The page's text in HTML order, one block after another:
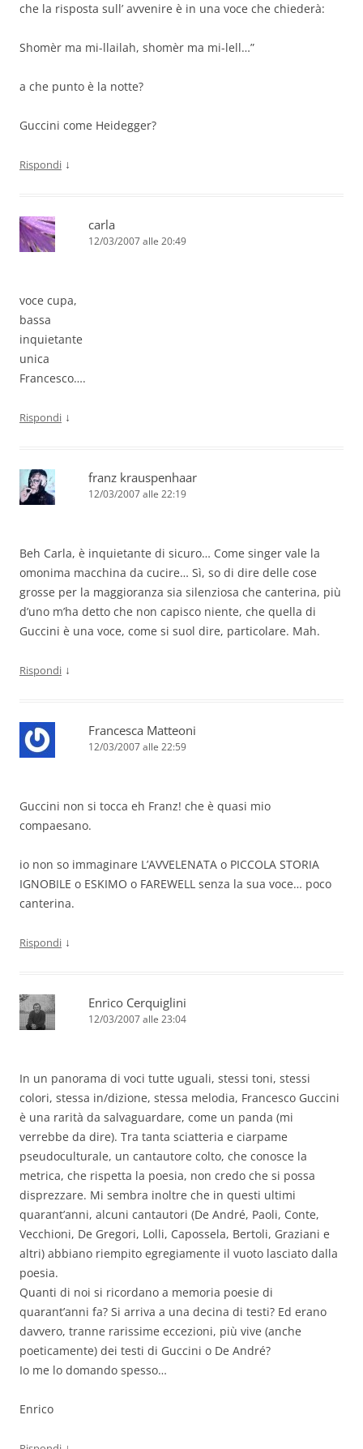
che la risposta sull’ avvenire è in una voce che chiederà:
Shomèr ma mi-llailah, shomèr ma mi-lell…”
a che punto è la notte?
Guccini come Heidegger?
Rispondi ↓
carla
12/03/2007 alle 20:49
voce cupa,
bassa
inquietante
unica
Francesco….
Rispondi ↓
franz krauspenhaar
12/03/2007 alle 22:19
Beh Carla, è inquietante di sicuro… Come singer vale la
omonima macchina da cucire… Sì, so di dire delle cose
grosse per la maggioranza sia silenziosa che canterina, più
d’uno m’ha detto che non capisco niente, che quella di
Guccini è una voce, come si suol dire, particolare. Mah.
Rispondi ↓
Francesca Matteoni
12/03/2007 alle 22:59
Guccini non si tocca eh Franz! che è quasi mio
compaesano.
io non so immaginare L’AVVELENATA o PICCOLA STORIA
IGNOBILE o ESKIMO o FAREWELL senza la sua voce… poco
canterina.
Rispondi ↓
Enrico Cerquiglini
12/03/2007 alle 23:04
In un panorama di voci tutte uguali, stessi toni, stessi
colori, stessa in/dizione, stessa melodia, Francesco Guccini
è una rarità da salvaguardare, come un panda (mi
verrebbe da dire). Tra tanta sciatteria e ciarpame
pseudoculturale, un cantautore colto, che conosce la
metrica, che rispetta la poesia, non credo che si possa
disprezzare. Mi sembra inoltre che in questi ultimi
quarant’anni, alcuni cantautori (De André, Paoli, Conte,
Vecchioni, De Gregori, Lolli, Capossela, Bertoli, Graziani e
altri) abbiano riempito egregiamente il vuoto lasciato dalla
poesia.
Quanti di noi si ricordano a memoria poesie di
quarant’anni fa? Si arriva a una decina di testi? Ed erano
davvero, tranne rarissime eccezioni, più vive (anche
poeticamente) dei testi di Guccini o De André?
Io me lo domando spesso…
Enrico